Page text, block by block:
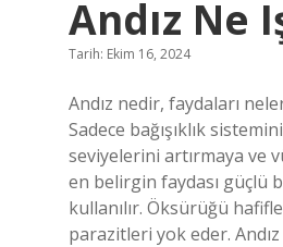
Andız Ne
Tarih: Ekim 16, 2024
Andız nedir, faydaları
Sadece bağışıklık
seviyelerini artırmaya ve
en belirgin faydası güçlü
kullanılır. Öksürüğü
parazitleri yok eder. Andız